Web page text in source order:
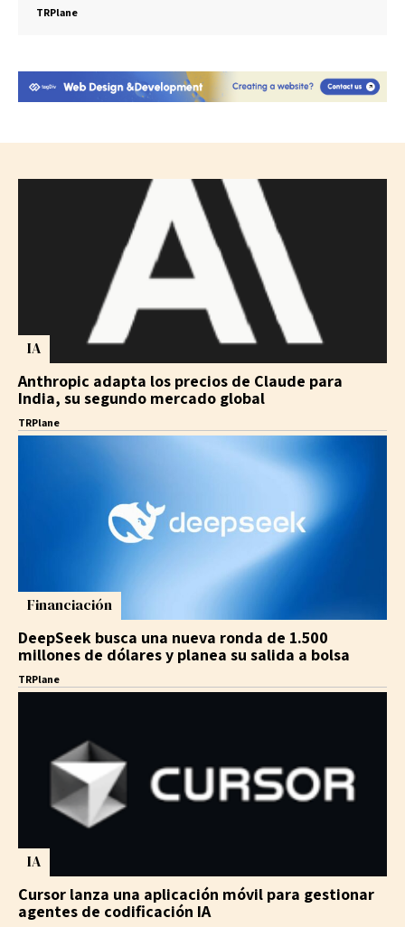
TRPlane
IA
Anthropic adapta los precios de Claude para
India, su segundo mercado global
TRPlane
Financiación
DeepSeek busca una nueva ronda de 1.500
millones de dólares y planea su salida a bolsa
TRPlane
IA
Cursor lanza una aplicación móvil para gestionar
agentes de codificación IA